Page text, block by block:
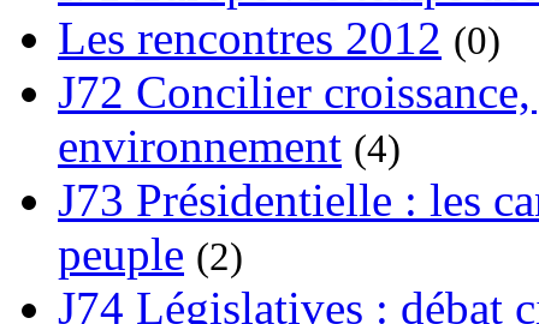
Les rencontres 2012 (0)
J72 Concilier
environnement (4)
J73 Présidentielle : les
peuple (2)
J74 Législatives : débat